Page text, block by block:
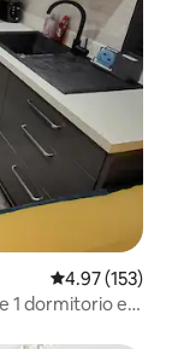
Calificación
4.97 (153)
1 dormitorio en